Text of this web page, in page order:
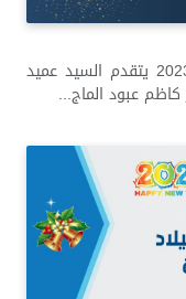
بمناسبة حلول عيد رأس السنة الميلادية 2023 يتقدم السيد عميد
كاظم عبود الماج...